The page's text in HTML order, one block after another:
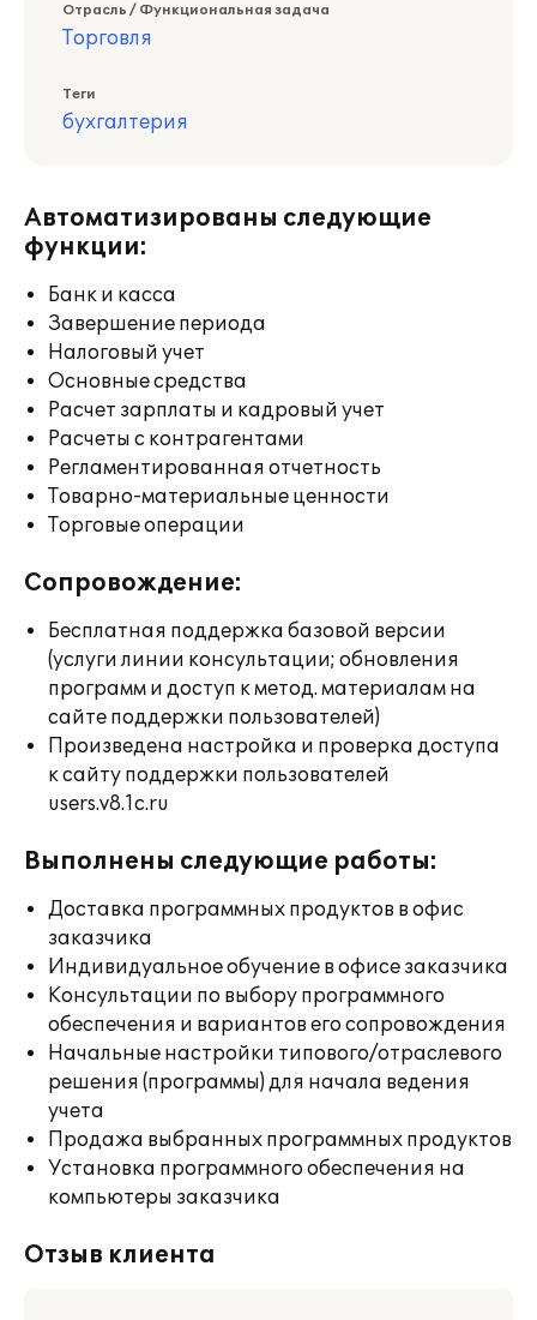
Отрасль / Функциональная задача
Торговля
Теги
бухгалтерия
Автоматизированы следующие
функции:
Банк и касса
Завершение периода
Налоговый учет
Основные средства
Расчет зарплаты и кадровый учет
Расчеты с контрагентами
Регламентированная отчетность
Товарно-материальные ценности
Торговые операции
Сопровождение:
Бесплатная поддержка базовой версии
(услуги линии консультации; обновления
программ и доступ к метод. материалам на
сайте поддержки пользователей)
Произведена настройка и проверка доступа
к сайту поддержки пользователей
users.v8.1c.ru
Выполнены следующие работы:
Доставка программных продуктов в офис
заказчика
Индивидуальное обучение в офисе заказчика
Консультации по выбору программного
обеспечения и вариантов его сопровождения
Начальные настройки типового/отраслевого
решения (программы) для начала ведения
учета
Продажа выбранных программных продуктов
Установка программного обеспечения на
компьютеры заказчика
Отзыв клиента